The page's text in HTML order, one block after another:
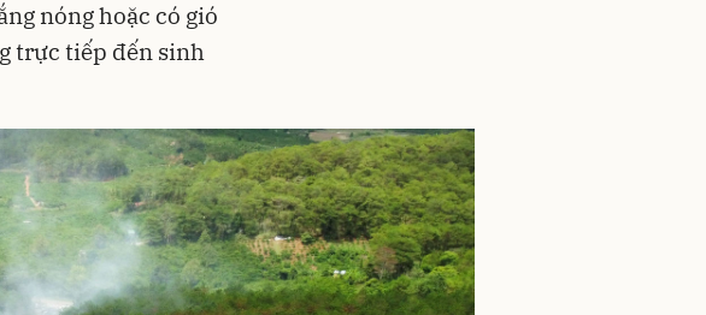
nóng hoặc có gió
trực tiếp đến sinh